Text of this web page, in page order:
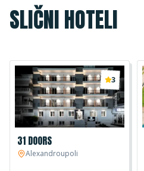
SLIČNI HOTELI
3
31 DOORS
Alexandroupoli